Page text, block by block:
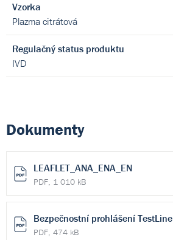
Vzorka
Plazma citrátová
Regulačný status produktu
IVD
Dokumenty
LEAFLET_ANA_ENA_EN
PDF, 1 010 kB
Bezpečnostní prohlášení TestLine
PDF, 474 kB